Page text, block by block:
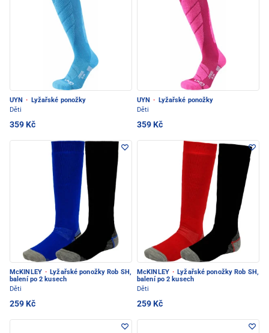
UYN ·
Lyžařské ponožky
Děti
359 Kč
UYN ·
Lyžařské ponožky
Děti
359 Kč
McKINLEY · Lyžařské ponožky Rob SH,
balení po 2 kusech
Děti
259 Kč
McKINLEY · Lyžařské ponožky Rob SH,
balení po 2 kusech
Děti
259 Kč